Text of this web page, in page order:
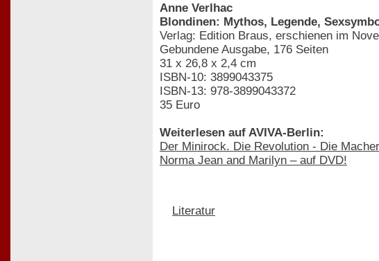
Anne Verlhac
Blondinen: Mythos, Legende,
Verlag: Edition Braus, erschienen im
Gebundene Ausgabe, 176 Seiten
31 x 26,8 x 2,4 cm
ISBN-10: 3899043375
ISBN-13: 978-3899043372
35 Euro
Weiterlesen auf AVIVA-Berlin:
Der Minirock. Die Revolution - Die
Norma Jean and Marilyn – auf DVD!
Literatur